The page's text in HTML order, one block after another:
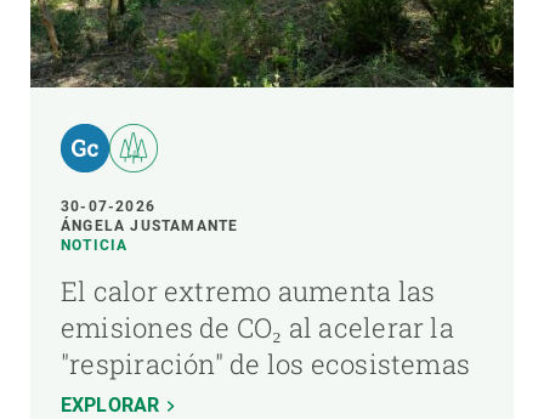
30-07-2026
ÁNGELA JUSTAMANTE
NOTICIA
El calor extremo aumenta las
emisiones de CO₂ al acelerar la
"respiración" de los ecosistemas
EXPLORAR